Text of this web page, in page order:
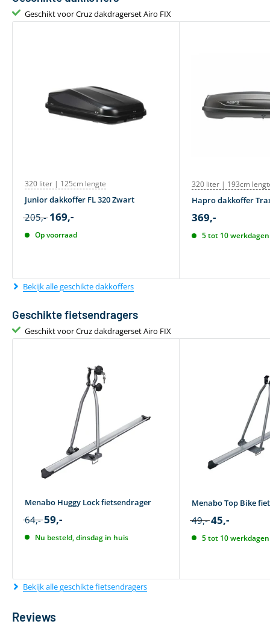
Geschikt voor Cruz dakdragerset Airo FIX
320 liter | 125cm lengte
Junior dakkoffer FL 320 Zwart
205,- 169,-
Op voorraad
320 liter | 193cm
Hapro dakkoffer
369,-
5 tot 10
Bekijk alle geschikte dakkoffers
Geschikte fietsendragers
Geschikt voor Cruz dakdragerset Airo FIX
Menabo Huggy Lock fietsendrager
64,- 59,-
Nu besteld, dinsdag in huis
Menabo Top Bike
49,- 45,-
5 tot 10
Bekijk alle geschikte fietsendragers
Reviews